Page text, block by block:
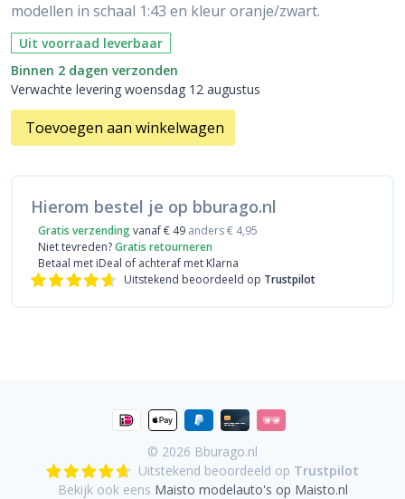
modellen in schaal 1:43 en kleur oranje/zwart.
Uit voorraad leverbaar
Binnen 2 dagen verzonden
Verwachte levering woensdag 12 augustus
Toevoegen aan winkelwagen
Hierom bestel je op bburago.nl
Gratis verzendingvanaf € 49 anders € 4,95
Niet tevreden?Gratis retourneren
Betaal met iDeal of achteraf met Klarna
Uitstekend beoordeeld op Trustpilot
© 2026 Bburago.nl
Uitstekend beoordeeld op Trustpilot
Bekijk ook eens Maisto modelauto's op Maisto.nl